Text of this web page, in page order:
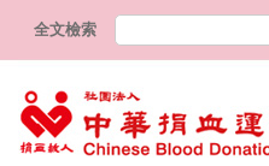
全文檢索